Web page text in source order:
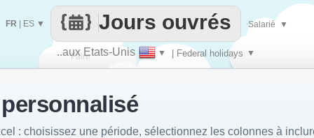
Faire
que
..aux Etats-Unis ▼ | Federal holidays ▼
Jours ouvrés
FR ES ▼ Salarié ▼
: choisissez une période, sélectionnez les colonnes à